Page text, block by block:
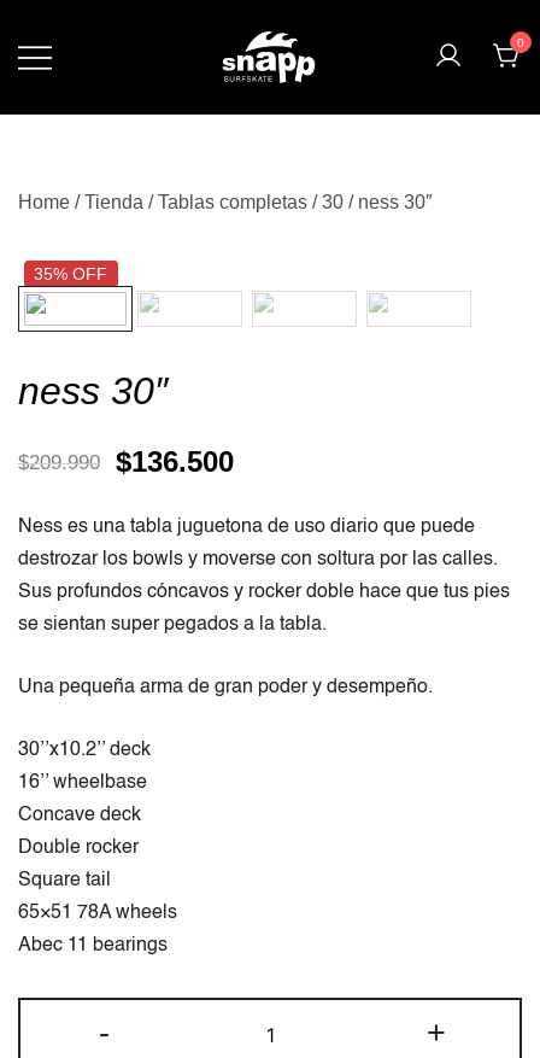
0
Home /Tienda /Tablas completas /30 / ness 30″
35% OFF
ness 30″
$209.990 $136.500
Ness es una tabla juguetona de uso diario que puede
destrozar los bowls y moverse con soltura por las calles.
Sus profundos cóncavos y rocker doble hace que tus pies
se sientan super pegados a la tabla.
Una pequeña arma de gran poder y desempeño.
30’’x10.2’’ deck
16’’ wheelbase
Concave deck
Double rocker
Square tail
65×51 78A wheels
Abec 11 bearings
- +